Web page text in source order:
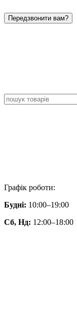
Передзвонити вам?
Графік роботи:
Будні: 10:00–19:00
Сб, Нд: 12:00–18:00